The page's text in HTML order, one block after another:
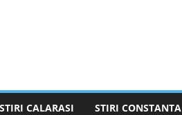
STIRI CALARASI STIRI CONSTANTA